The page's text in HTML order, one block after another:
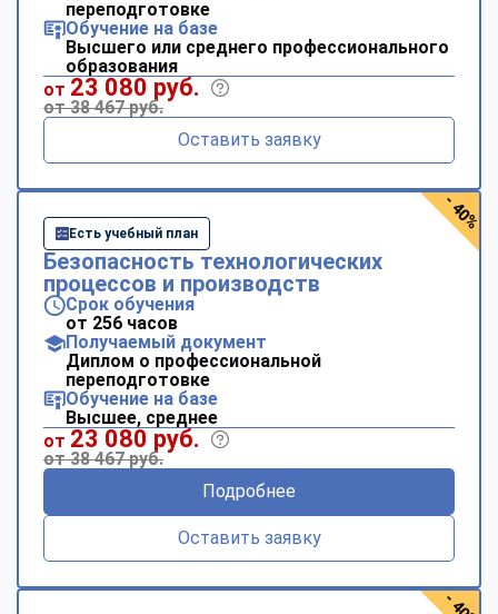
переподготовке
Обучение на базе
Высшего или среднего профессионального
образования
от 23 080 руб.
от 38 467 руб.
Оставить заявку
Есть учебный план
Безопасность технологических
процессов и производств
Срок обучения
от 256 часов
Получаемый документ
Диплом о профессиональной
переподготовке
Обучение на базе
Высшее, среднее
от 23 080 руб.
от 38 467 руб.
Подробнее
Оставить заявку
- 40%